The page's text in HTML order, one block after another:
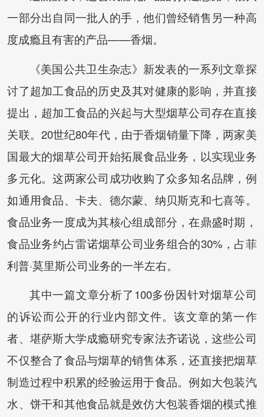
一部分出自同一批人的手，他们曾经销售另一种高
度成瘾且有害的产品——香烟。
《美国公共卫生杂志》新发表的一系列文章探
讨了超加工食品的历史及其对健康的影响，并直接
提出，超加工食品的兴起与大型烟草公司存在直接
关联。20世纪80年代，由于香烟销量下降，两家美
国最大的烟草公司开始拓展食品业务，以实现业务
多元化。这两家公司成功收购了众多知名品牌，例
如通用食品、卡夫、德尔蒙、纳贝斯克和七喜等。
食品业务一度成为其核心组成部分，在鼎盛时期，
食品业务约占雷诺烟草公司业务组合的30%，占菲
利普·莫里斯公司业务的一半左右。
其中一篇文章分析了100多份因针对烟草公司
的诉讼而公开的行业内部文件。该文章的第一作
者、堪萨斯大学成瘾研究专家法齐诺说，这些公司
不仅整合了食品与烟草的销售体系，还直接把烟草
制造过程中积累的经验运用于食品。例如大包装汽
水、饼干和其他食品就是效仿大包装香烟的模式推